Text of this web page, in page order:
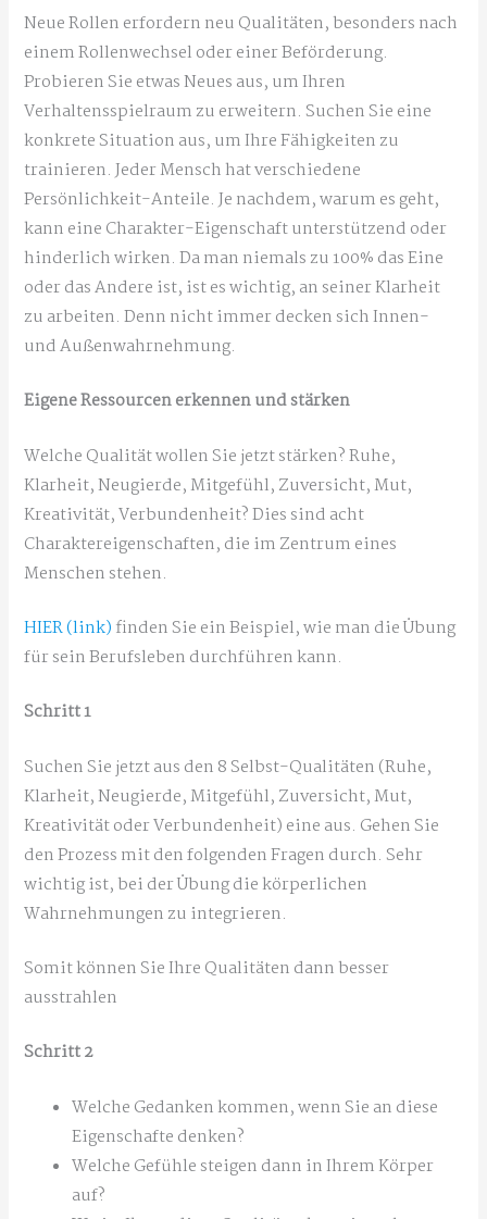
Neue Rollen erfordern neu Qualitäten, besonders nach
einem Rollenwechsel oder einer Beförderung.
Probieren Sie etwas Neues aus, um Ihren
Verhaltensspielraum zu erweitern. Suchen Sie eine
konkrete Situation aus, um Ihre Fähigkeiten zu
trainieren. Jeder Mensch hat verschiedene
Persönlichkeit-Anteile. Je nachdem, warum es geht,
kann eine Charakter-Eigenschaft unterstützend oder
hinderlich wirken. Da man niemals zu 100% das Eine
oder das Andere ist, ist es wichtig, an seiner Klarheit
zu arbeiten. Denn nicht immer decken sich Innen-
und Außenwahrnehmung.
Eigene Ressourcen erkennen und stärken
Welche Qualität wollen Sie jetzt stärken? Ruhe,
Klarheit, Neugierde, Mitgefühl, Zuversicht, Mut,
Kreativität, Verbundenheit? Dies sind acht
Charaktereigenschaften, die im Zentrum eines
Menschen stehen.
HIER (link) finden Sie ein Beispiel, wie man die Übung
für sein Berufsleben durchführen kann.
Schritt 1
Suchen Sie jetzt aus den 8 Selbst-Qualitäten (Ruhe,
Klarheit, Neugierde, Mitgefühl, Zuversicht, Mut,
Kreativität oder Verbundenheit) eine aus. Gehen Sie
den Prozess mit den folgenden Fragen durch. Sehr
wichtig ist, bei der Übung die körperlichen
Wahrnehmungen zu integrieren.
Somit können Sie Ihre Qualitäten dann besser
ausstrahlen
Schritt 2
Welche Gedanken kommen, wenn Sie an diese
Eigenschafte denken?
Welche Gefühle steigen dann in Ihrem Körper
auf?